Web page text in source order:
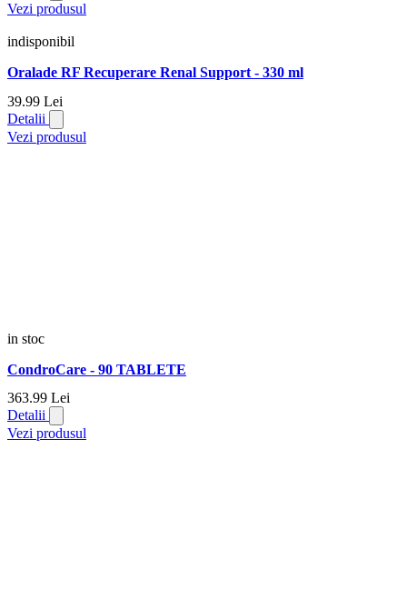
Vezi produsul
indisponibil
Oralade RF Recuperare Renal Support - 330 ml
39.99 Lei
Detalii
Vezi produsul
in stoc
CondroCare - 90 TABLETE
363.99 Lei
Detalii
Vezi produsul